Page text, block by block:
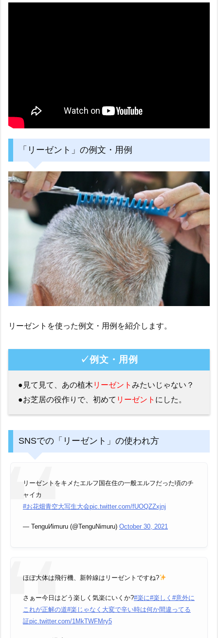
「リーゼント」の例文・用例
リーゼントを使った例文・用例を紹介します。
✓例文・用例
●見て見て、あの植木 リーゼント みたいじゃない？
●お芝居の役作りで、初めて リーゼント にした。
SNSでの「リーゼント」の使われ方
リーゼントをキメたエルフ国在住の一般エルフだった頃のチ
ャイカ
#お花畑青空大写生大会pic.twitter.com/fUOQZZxjnj
— TenguИimuru (@TenguNimuru) October 30, 2021
ほぼ大体は飛行機、新幹線はリーゼントですね?
さぁー今日はどう楽しく気楽にいくか?#楽に#楽しく #意外に
これが正解の道#楽じゃなく大変で辛い時は何か間違ってる
証pic.twitter.com/1MkTWFMry5